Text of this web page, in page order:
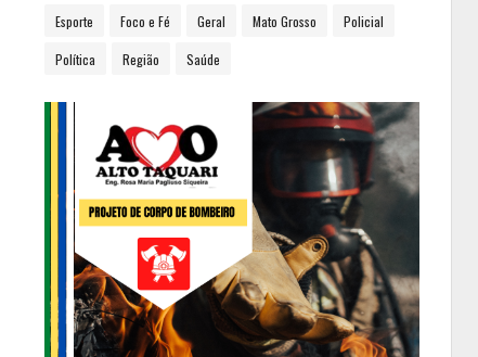
Esporte Foco e Fé Geral Mato Grosso Policial
Política Região Saúde